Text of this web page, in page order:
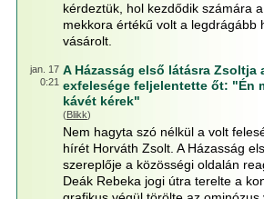
kérdeztük, hol kezdődik számára
mekkora értékű volt a legdrágább
vásárolt.
jan. 17
0:21
A Házasság első látásra Zsoltja
exfelesége feljelentette őt: "Én
kávét kérek"
(Blikk)
Nem hagyta szó nélkül a volt
hírét Horváth Zsolt. A Házasság
szereplője a közösségi oldalán
Deák Rebeka jogi útra terelte a